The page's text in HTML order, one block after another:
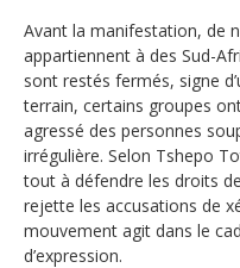
Avant la manifestation, de
appartiennent à des Sud-
sont restés fermés, signe
terrain, certains groupes
agressé des personnes
irrégulière. Selon Tshepo
tout à défendre les droits
rejette les accusations de
mouvement agit dans le
d’expression.